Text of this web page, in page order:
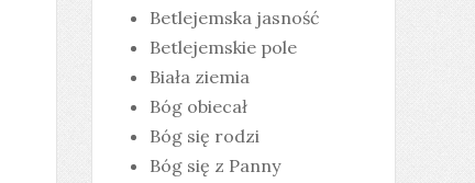
Betlejemska jasność
Betlejemskie pole
Biała ziemia
Bóg obiecał
Bóg się rodzi
Bóg się z Panny